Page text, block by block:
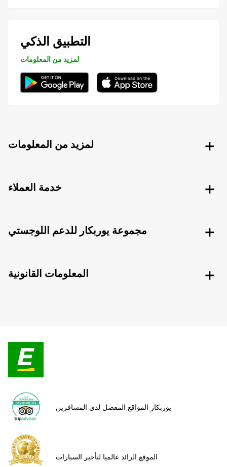
التطبيق الذكي
لمزيد من المعلومات
لمزيد من المعلومات
خدمة العملاء
مجموعة يوربكار للدعم اللوجستي
المعلومات القانونية
يوربكار المواقع المفضل لدى المسافرين
الموقع الرائد عالميا لتأجير السيارات